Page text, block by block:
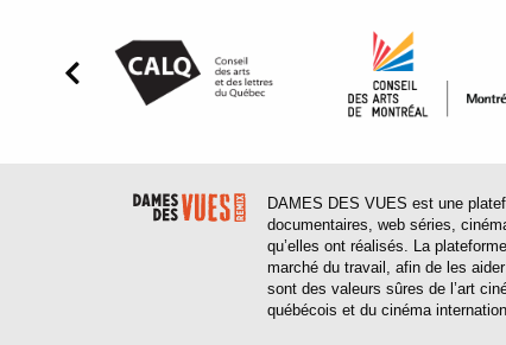
DAMES DES VUES est une
documentaires, web séries,
qu’elles ont réalisés. La
marché du travail, afin de les
sont des valeurs sûres de l’art
québécois et du cinéma